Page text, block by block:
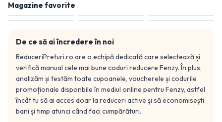
Magazine favorite
De ce să ai încredere în noi
ReduceriPreturi.ro are o echipă dedicată care selectează și
verifică manual cele mai bune coduri reducere Fenzy. În plus,
analizăm și testăm toate cupoanele, voucherele și codurile
promoționale disponbile în mediul online pentru Fenzy, astfel
încât tu să ai acces doar la reduceri active și să economisești
bani și timp atunci când faci cumpărături.